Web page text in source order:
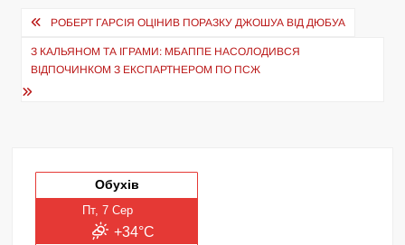
Навігація
записів
РОБЕРТ ГАРСІЯ ОЦІНИВ ПОРАЗКУ ДЖОШУА ВІД ДЮБУА
З КАЛЬЯНОМ ТА ІГРАМИ: МБАППЕ НАСОЛОДИВСЯ
ВІДПОЧИНКОМ З ЕКСПАРТНЕРОМ ПО ПСЖ
Обухів
Пт, 7 Сер
+34°C